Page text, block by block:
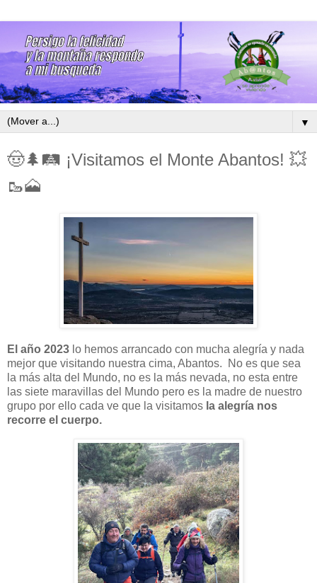
▼
🤠🌲🛤 ¡Visitamos el Monte Abantos! 💥
🥾🗻
El año 2023 lo hemos arrancado con mucha alegría y nada
mejor que visitando nuestra cima, Abantos. No es que sea
la más alta del Mundo, no es la más nevada, no esta entre
las siete maravillas del Mundo pero es la madre de nuestro
grupo por ello cada ve que la visitamos la alegría nos
recorre el cuerpo.